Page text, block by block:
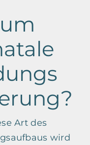
Art des
wird